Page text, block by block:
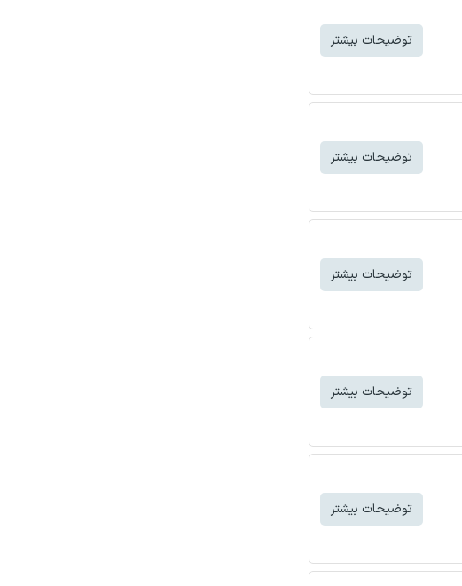
توضیحات بیشتر
توضیحات بیشتر
توضیحات بیشتر
توضیحات بیشتر
توضیحات بیشتر